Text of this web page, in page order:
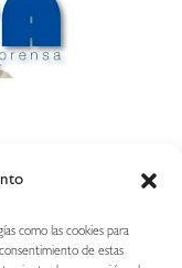
como las cookies para
de estas
27